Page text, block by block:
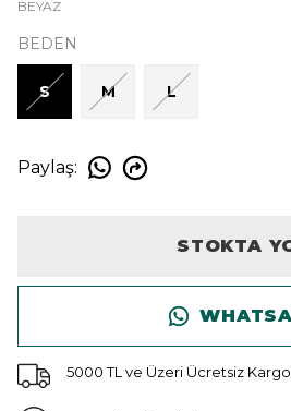
BEYAZ
BEDEN
S M L
Paylaş:
STOKTA
5000 TL ve Üzeri Ücretsiz Kargo